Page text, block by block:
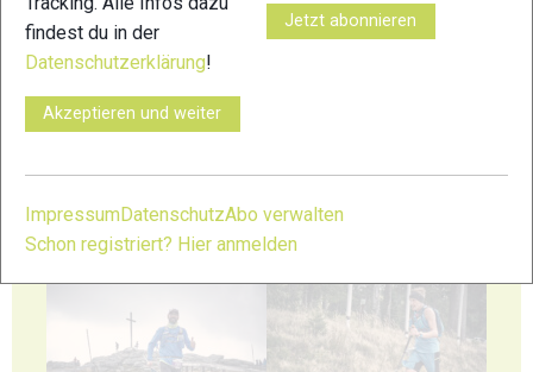
93
findest du in der
Datenschutzerklärung!
Akzeptieren und weiter
Jetzt abonnieren
Impressum DatenschutzAbo verwalten
Schon registriert? Hier anmelden